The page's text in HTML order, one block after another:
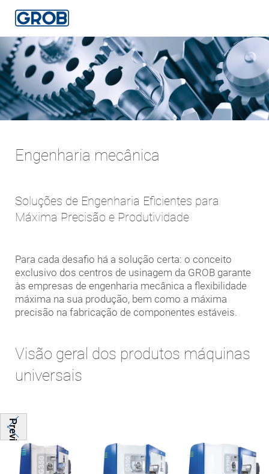
O usuário foi automaticamente redirecionado para
nosso site em português
You were automatically redirected to our Portuguese website.
OK Selecione uma outra língua
Deutsch
English (US)
Português
中文
Engenharia mecânica
Soluções de Engenharia Eficientes para
Máxima Precisão e Produtividade
Para cada desafio há a solução certa: o conceito
exclusivo dos centros de usinagem da GROB garante
às empresas de engenharia mecânica a flexibilidade
máxima na sua produção, bem como a máxima
precisão na fabricação de componentes estáveis.
Visão geral dos produtos máquinas
universais
Previous